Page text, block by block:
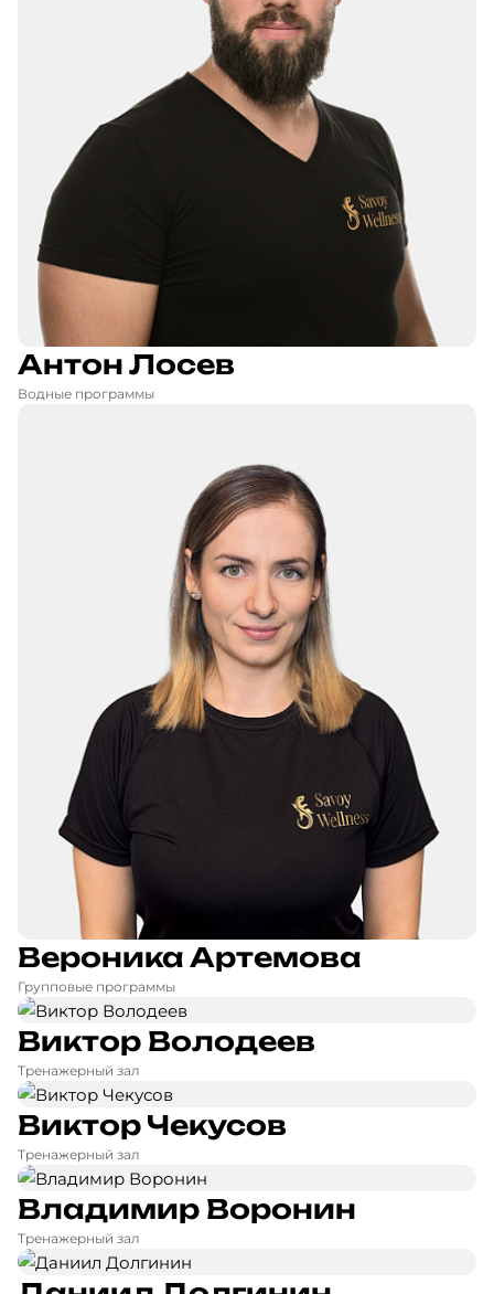
Антон Лосев
Водные программы
Вероника Артемова
Групповые программы
Виктор Володеев
Тренажерный зал
Виктор Чекусов
Тренажерный зал
Владимир Воронин
Тренажерный зал